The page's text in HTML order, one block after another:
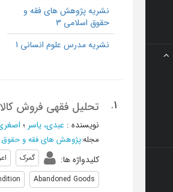
نشریه پژوهش های فقه و
حقوق اسلامی 3
نشریه مدرس علوم انسانی 1
1. تحلیل فقهی فروش
نویسنده : عبدی، یاسر ؛
مجله:پژوهش های فقه و حقوق
کلیدواژه ها: گمرک
Abandoned Goods